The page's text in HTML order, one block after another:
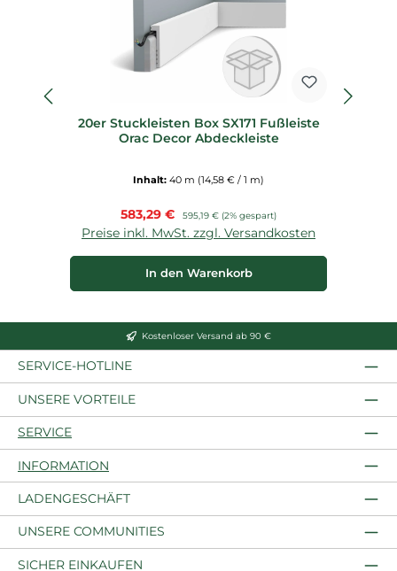
20er Stuckleisten Box SX171 Fußleiste
Orac Decor Abdeckleiste
Inhalt: 40 m (14,58 € / 1 m)
Verkaufspreis:
583,29 € Regulärer Preis:
595,19 € (2% gespart)
Preise inkl. MwSt. zzgl. Versandkosten
In den Warenkorb
Kostenloser Versand ab 90 €
SERVICE-HOTLINE
UNSERE VORTEILE
SERVICE
INFORMATION
LADENGESCHÄFT
UNSERE COMMUNITIES
SICHER EINKAUFEN